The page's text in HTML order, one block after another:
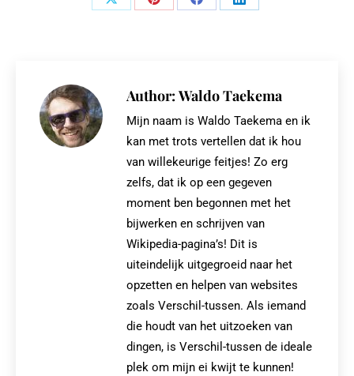
Share
Share
Share
Share
Author: Waldo Taekema
Mijn naam is Waldo Taekema en ik
kan met trots vertellen dat ik hou
van willekeurige feitjes! Zo erg
zelfs, dat ik op een gegeven
moment ben begonnen met het
bijwerken en schrijven van
Wikipedia-pagina’s! Dit is
uiteindelijk uitgegroeid naar het
opzetten en helpen van websites
zoals Verschil-tussen. Als iemand
die houdt van het uitzoeken van
dingen, is Verschil-tussen de ideale
plek om mijn ei kwijt te kunnen!